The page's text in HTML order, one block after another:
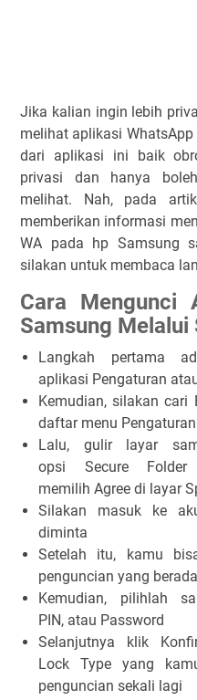
Jika kalian ingin lebih
melihat aplikasi
dari aplikasi ini baik
privasi dan hanya
melihat. Nah, pada
memberikan informasi
WA pada hp Samsung
silakan untuk membaca
Cara Mengunci
Samsung Melalui
Langkah pertama
aplikasi Pengaturan
Kemudian, silakan cari
daftar menu Pengaturan
Lalu, gulir layar
opsi Secure Folder
memilih Agree di layar
Silakan masuk ke
diminta
Setelah itu, kamu
penguncian yang
Kemudian, pilihlah
PIN, atau Password
Selanjutnya klik
Lock Type yang
penguncian sekali lagi